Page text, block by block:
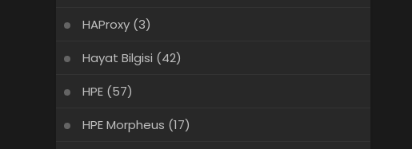
HAProxy(3)
Hayat Bilgisi (42)
HPE(57)
HPE Morpheus (17)